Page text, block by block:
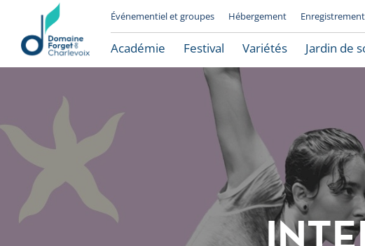
Événementiel et groupes Hébergement Enregistrement
Académie Festival Variétés Jardin de